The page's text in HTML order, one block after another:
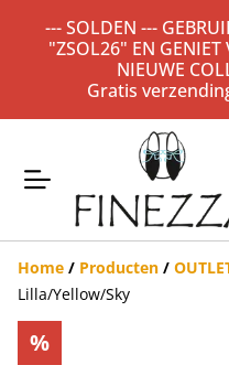
--- SOLDEN ---
"ZSOL26" EN
NIEUWE
Gratis
Home / Producten /
Lilla/Yellow/Sky
%